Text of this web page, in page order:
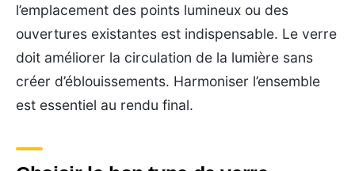
l’emplacement des points lumineux ou des
ouvertures existantes est indispensable. Le verre
doit améliorer la circulation de la lumière sans
créer d’éblouissements. Harmoniser l’ensemble
est essentiel au rendu final.